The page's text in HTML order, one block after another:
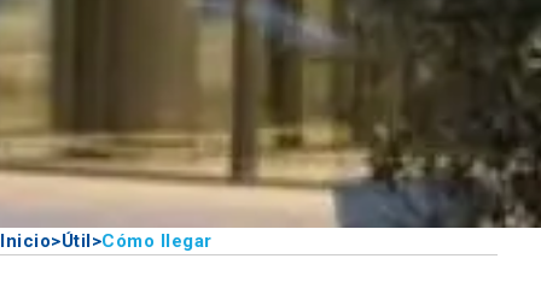
Inicio>Útil>Cómo llegar